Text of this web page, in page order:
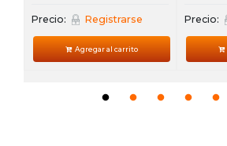
Precio: Registrarse
Agregar al carrito
Precio: